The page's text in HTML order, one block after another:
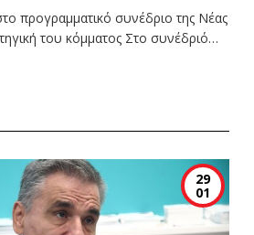
προγραμματικό συνέδριο της Νέας
του κόμματος Στο συνέδριό…
29
01